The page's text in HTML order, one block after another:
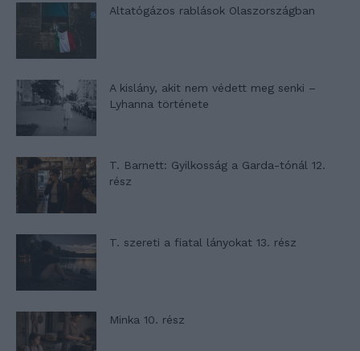
Altatógázos rablások Olaszországban
A kislány, akit nem védett meg senki –
Lyhanna története
T. Barnett: Gyilkosság a Garda-tónál 12.
rész
T. szereti a fiatal lányokat 13. rész
Minka 10. rész